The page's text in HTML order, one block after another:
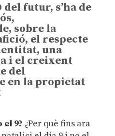
del futur, s’ha de
sobre la
el respecte
una
i el creixent
del
en la propietat
9? ¿Per què fins ara